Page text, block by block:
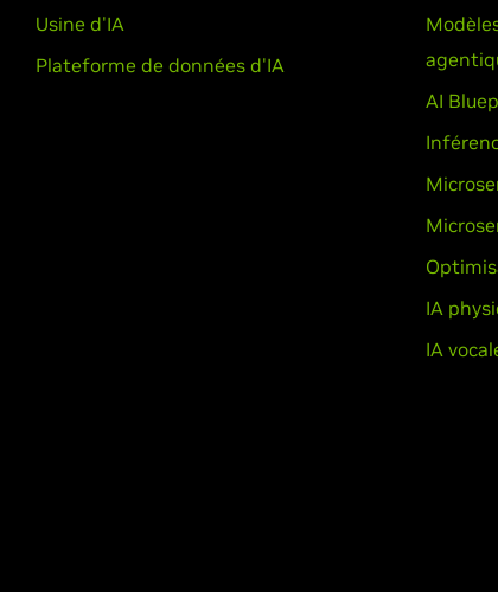
Usine d'IA
Plateforme de données d'IA
AI
IA
IA